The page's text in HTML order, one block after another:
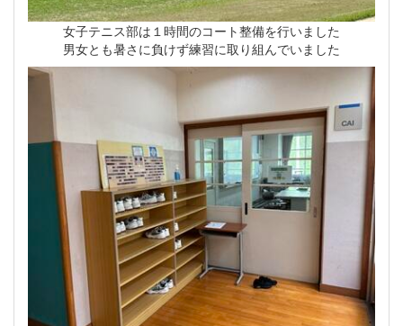
女子テニス部は１時間のコート整備を行いました
男女とも暑さに負けず練習に取り組んでいました